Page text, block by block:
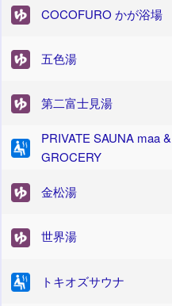
COCOFURO かが浴場
五色湯
第二富士見湯
PRIVATE SAUNA maa &
GROCERY
金松湯
世界湯
トキオズサウナ